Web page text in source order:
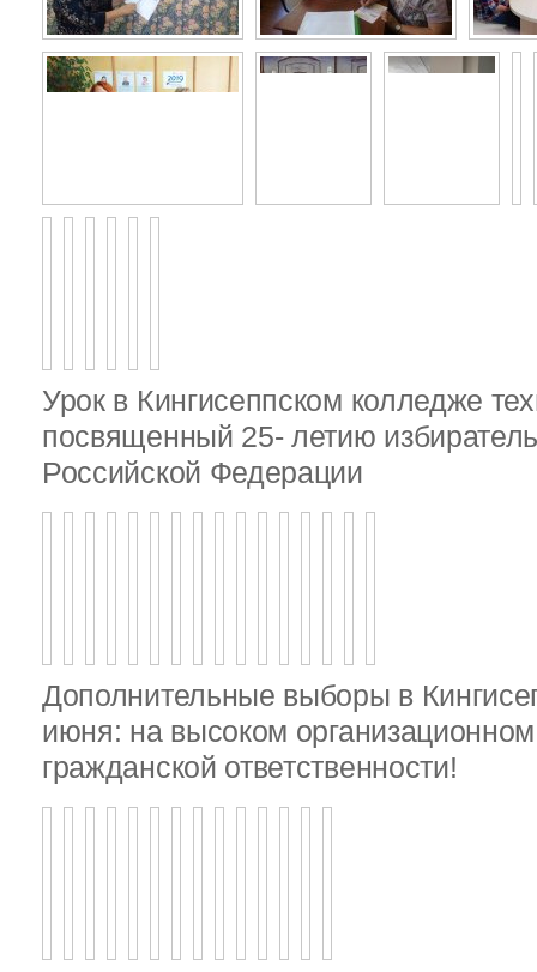
Урок в Кингисеппском колледже
посвященный 25- летию
Российской Федерации
Дополнительные выборы в
июня: на высоком
гражданской ответственности!